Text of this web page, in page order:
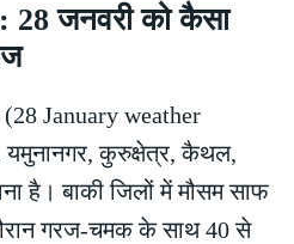
जनवरी को कैसा
(28 January weather
कुरुक्षेत्र, कैथल,
है। बाकी जिलों में मौसम साफ
गरज-चमक के साथ 40 से